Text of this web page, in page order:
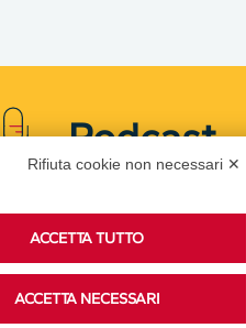
Podcast
Ascolta i podcast di
Rifiuta cookie non necessari ✕
ACCETTA TUTTO
ACCETTA NECESSARI